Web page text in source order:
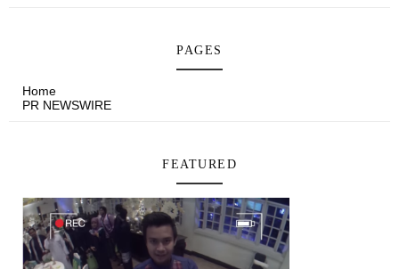
PAGES
Home
PR NEWSWIRE
FEATURED